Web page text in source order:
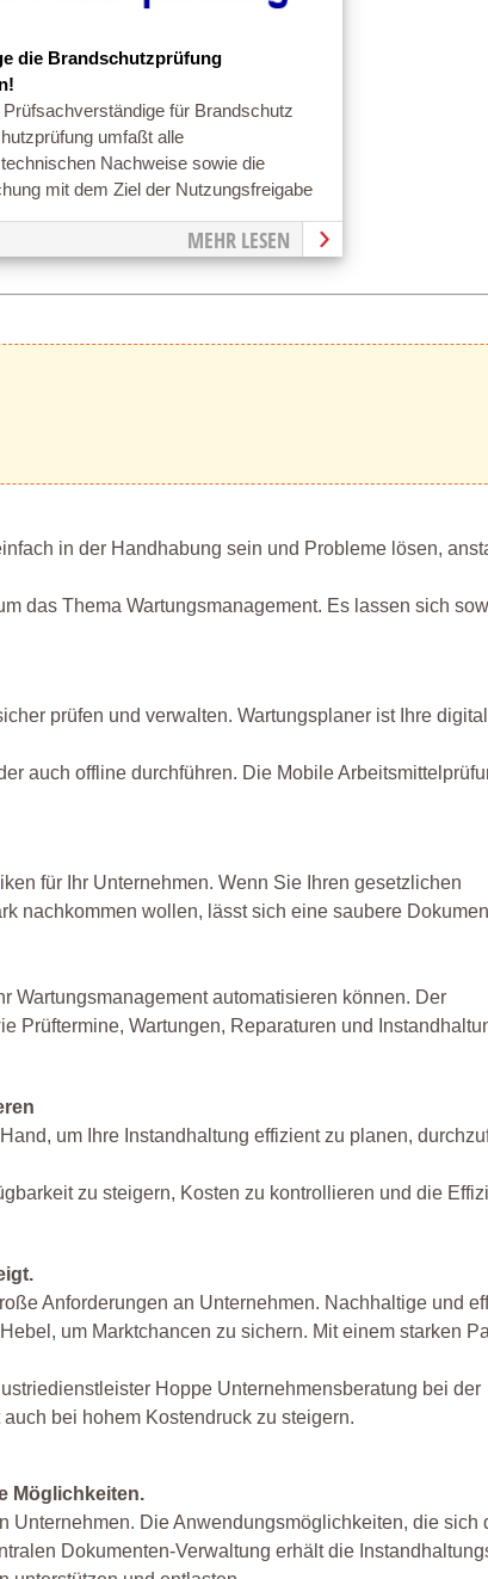
die Brandschutzprüfung
für Brandschutz
umfaßt alle
Nachweise sowie die
mit dem Ziel der Nutzungsfreigabe
MEHR LESEN
in der Handhabung sein und Probleme lösen,
das Thema Wartungsmanagement. Es lassen sich
prüfen und verwalten. Wartungsplaner ist Ihre
auch offline durchführen. Die Mobile
für Ihr Unternehmen. Wenn Sie Ihren gesetzlichen
nachkommen wollen, lässt sich eine saubere
Wartungsmanagement automatisieren können. Der
Prüftermine, Wartungen, Reparaturen und
um Ihre Instandhaltung effizient zu planen,
zu steigern, Kosten zu kontrollieren und die
Anforderungen an Unternehmen. Nachhaltige und
um Marktchancen zu sichern. Mit einem starken
Hoppe Unternehmensberatung bei der
bei hohem Kostendruck zu steigern.
Möglichkeiten.
Unternehmen. Die Anwendungsmöglichkeiten, die sich
Dokumenten-Verwaltung erhält die